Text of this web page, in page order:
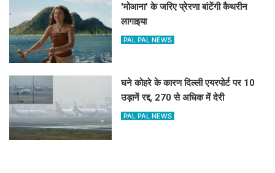
'मोआना' के जरिए प्रेरणा बांटेंगी कैथरीन
लागाइया
PAL PAL NEWS
घने कोहरे के कारण दिल्ली एयरपोर्ट पर 10
उड़ानें रद्द, 270 से अधिक में देरी
PAL PAL NEWS